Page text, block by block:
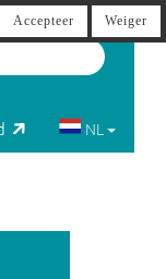
NL
Accepteer Weiger